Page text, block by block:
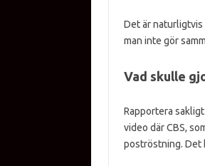
Det är naturligtvis
man inte gör
Vad skulle
Rapportera
video där CBS,
poströstning. Det